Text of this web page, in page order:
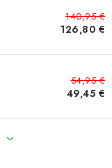
140,95 €
126,80 €
54,95 €
49,45 €